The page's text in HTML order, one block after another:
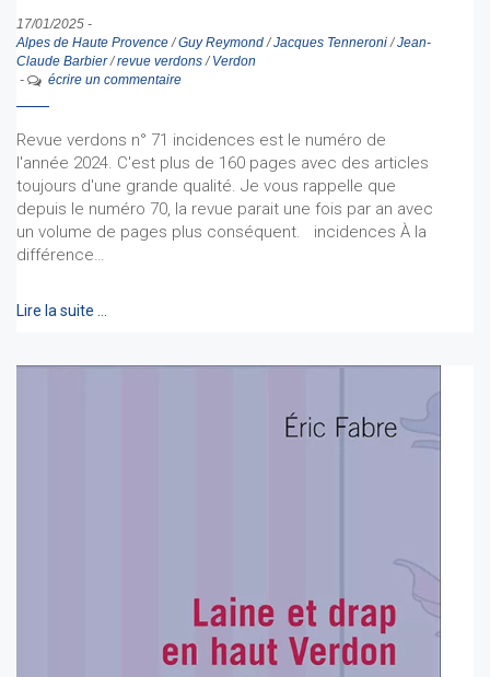
17/01/2025 -
Alpes de Haute Provence/Guy Reymond/Jacques Tenneroni/Jean-
Claude Barbier/revue verdons/ Verdon
-
écrire un commentaire
Revue verdons n° 71 incidences est le numéro de
l'année 2024. C'est plus de 160 pages avec des articles
toujours d'une grande qualité. Je vous rappelle que
depuis le numéro 70, la revue parait une fois par an avec
un volume de pages plus conséquent. incidences À la
différence…
Lire la suite …